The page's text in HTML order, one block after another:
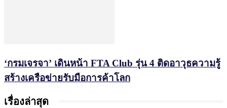
‘กรมเจรจา’ เดินหน้า FTA Club รุ่น 4 ติดอาวุธความรู้
สร้างเครือข่ายรับมือการค้าโลก
เรื่องล่าสุด